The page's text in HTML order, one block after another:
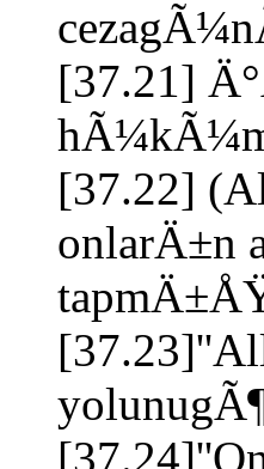
[37.21]
[37.22]
onlarÄ±n